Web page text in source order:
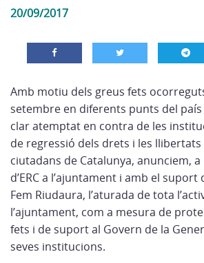
20/09/2017
Amb motiu dels greus fets
setembre en diferents punts del
clar atemptat en contra de les
de regressió dels drets i les
ciutadans de Catalunya, anunciem,
d’ERC a l’ajuntament i amb el
Fem Riudaura, l’aturada de tota
l’ajuntament, com a mesura de
fets i de suport al Govern de la
seves institucions.